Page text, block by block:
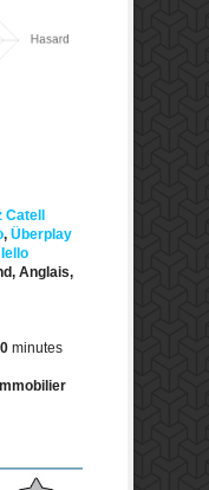
Catell
, Überplay
Iello
Anglais,
minutes